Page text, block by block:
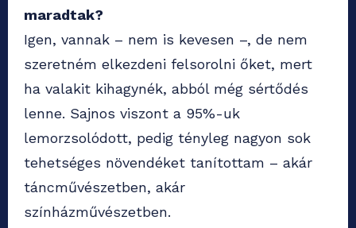
maradtak?
Igen, vannak – nem is kevesen –, de nem
szeretném elkezdeni felsorolni őket, mert
ha valakit kihagynék, abból még sértődés
lenne. Sajnos viszont a 95%-uk
lemorzsolódott, pedig tényleg nagyon sok
tehetséges növendéket tanítottam – akár
táncművészetben, akár
színházművészetben.